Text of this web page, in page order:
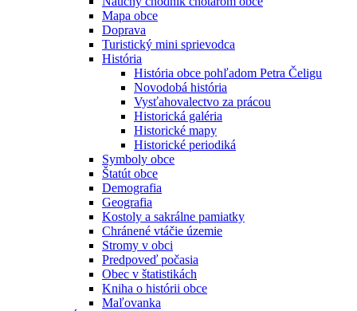
Mapa obce
Doprava
Turistický mini sprievodca
História
História obce pohľadom Petra Čeligu
Novodobá história
Vysťahovalectvo za prácou
Historická galéria
Historické mapy
Historické periodiká
Symboly obce
Štatút obce
Demografia
Geografia
Kostoly a sakrálne pamiatky
Chránené vtáčie územie
Stromy v obci
Predpoveď počasia
Obec v štatistikách
Kniha o histórii obce
Maľovanka